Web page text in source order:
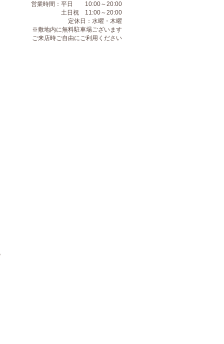
営業時間：平日 10:00～20:00
土日祝 11:00～20:00
定休日：水曜・木曜
※敷地内に無料駐車場ございます​
​ご来店時ご自由にご利用ください